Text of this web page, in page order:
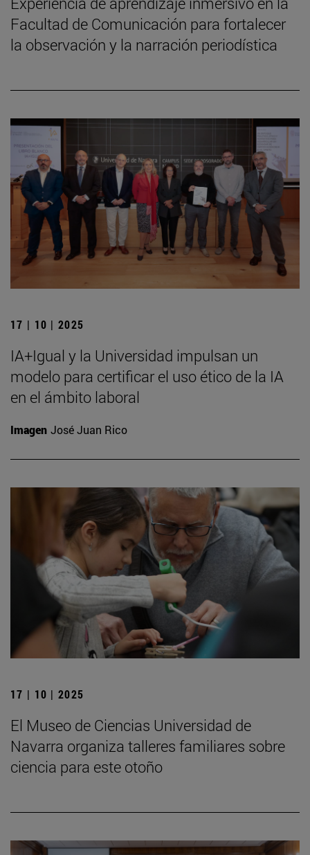
Facultad de Comunicación para fortalecer
la observación y la narración periodística
17 | 10 | 2025
IA+Igual y la Universidad impulsan un
modelo para certificar el uso ético de la IA
en el ámbito laboral
Imagen José Juan Rico
17 | 10 | 2025
El Museo de Ciencias Universidad de
Navarra organiza talleres familiares sobre
ciencia para este otoño